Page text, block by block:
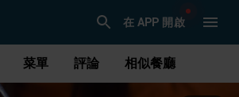
在 APP 開啟
菜單 評論 相似餐廳